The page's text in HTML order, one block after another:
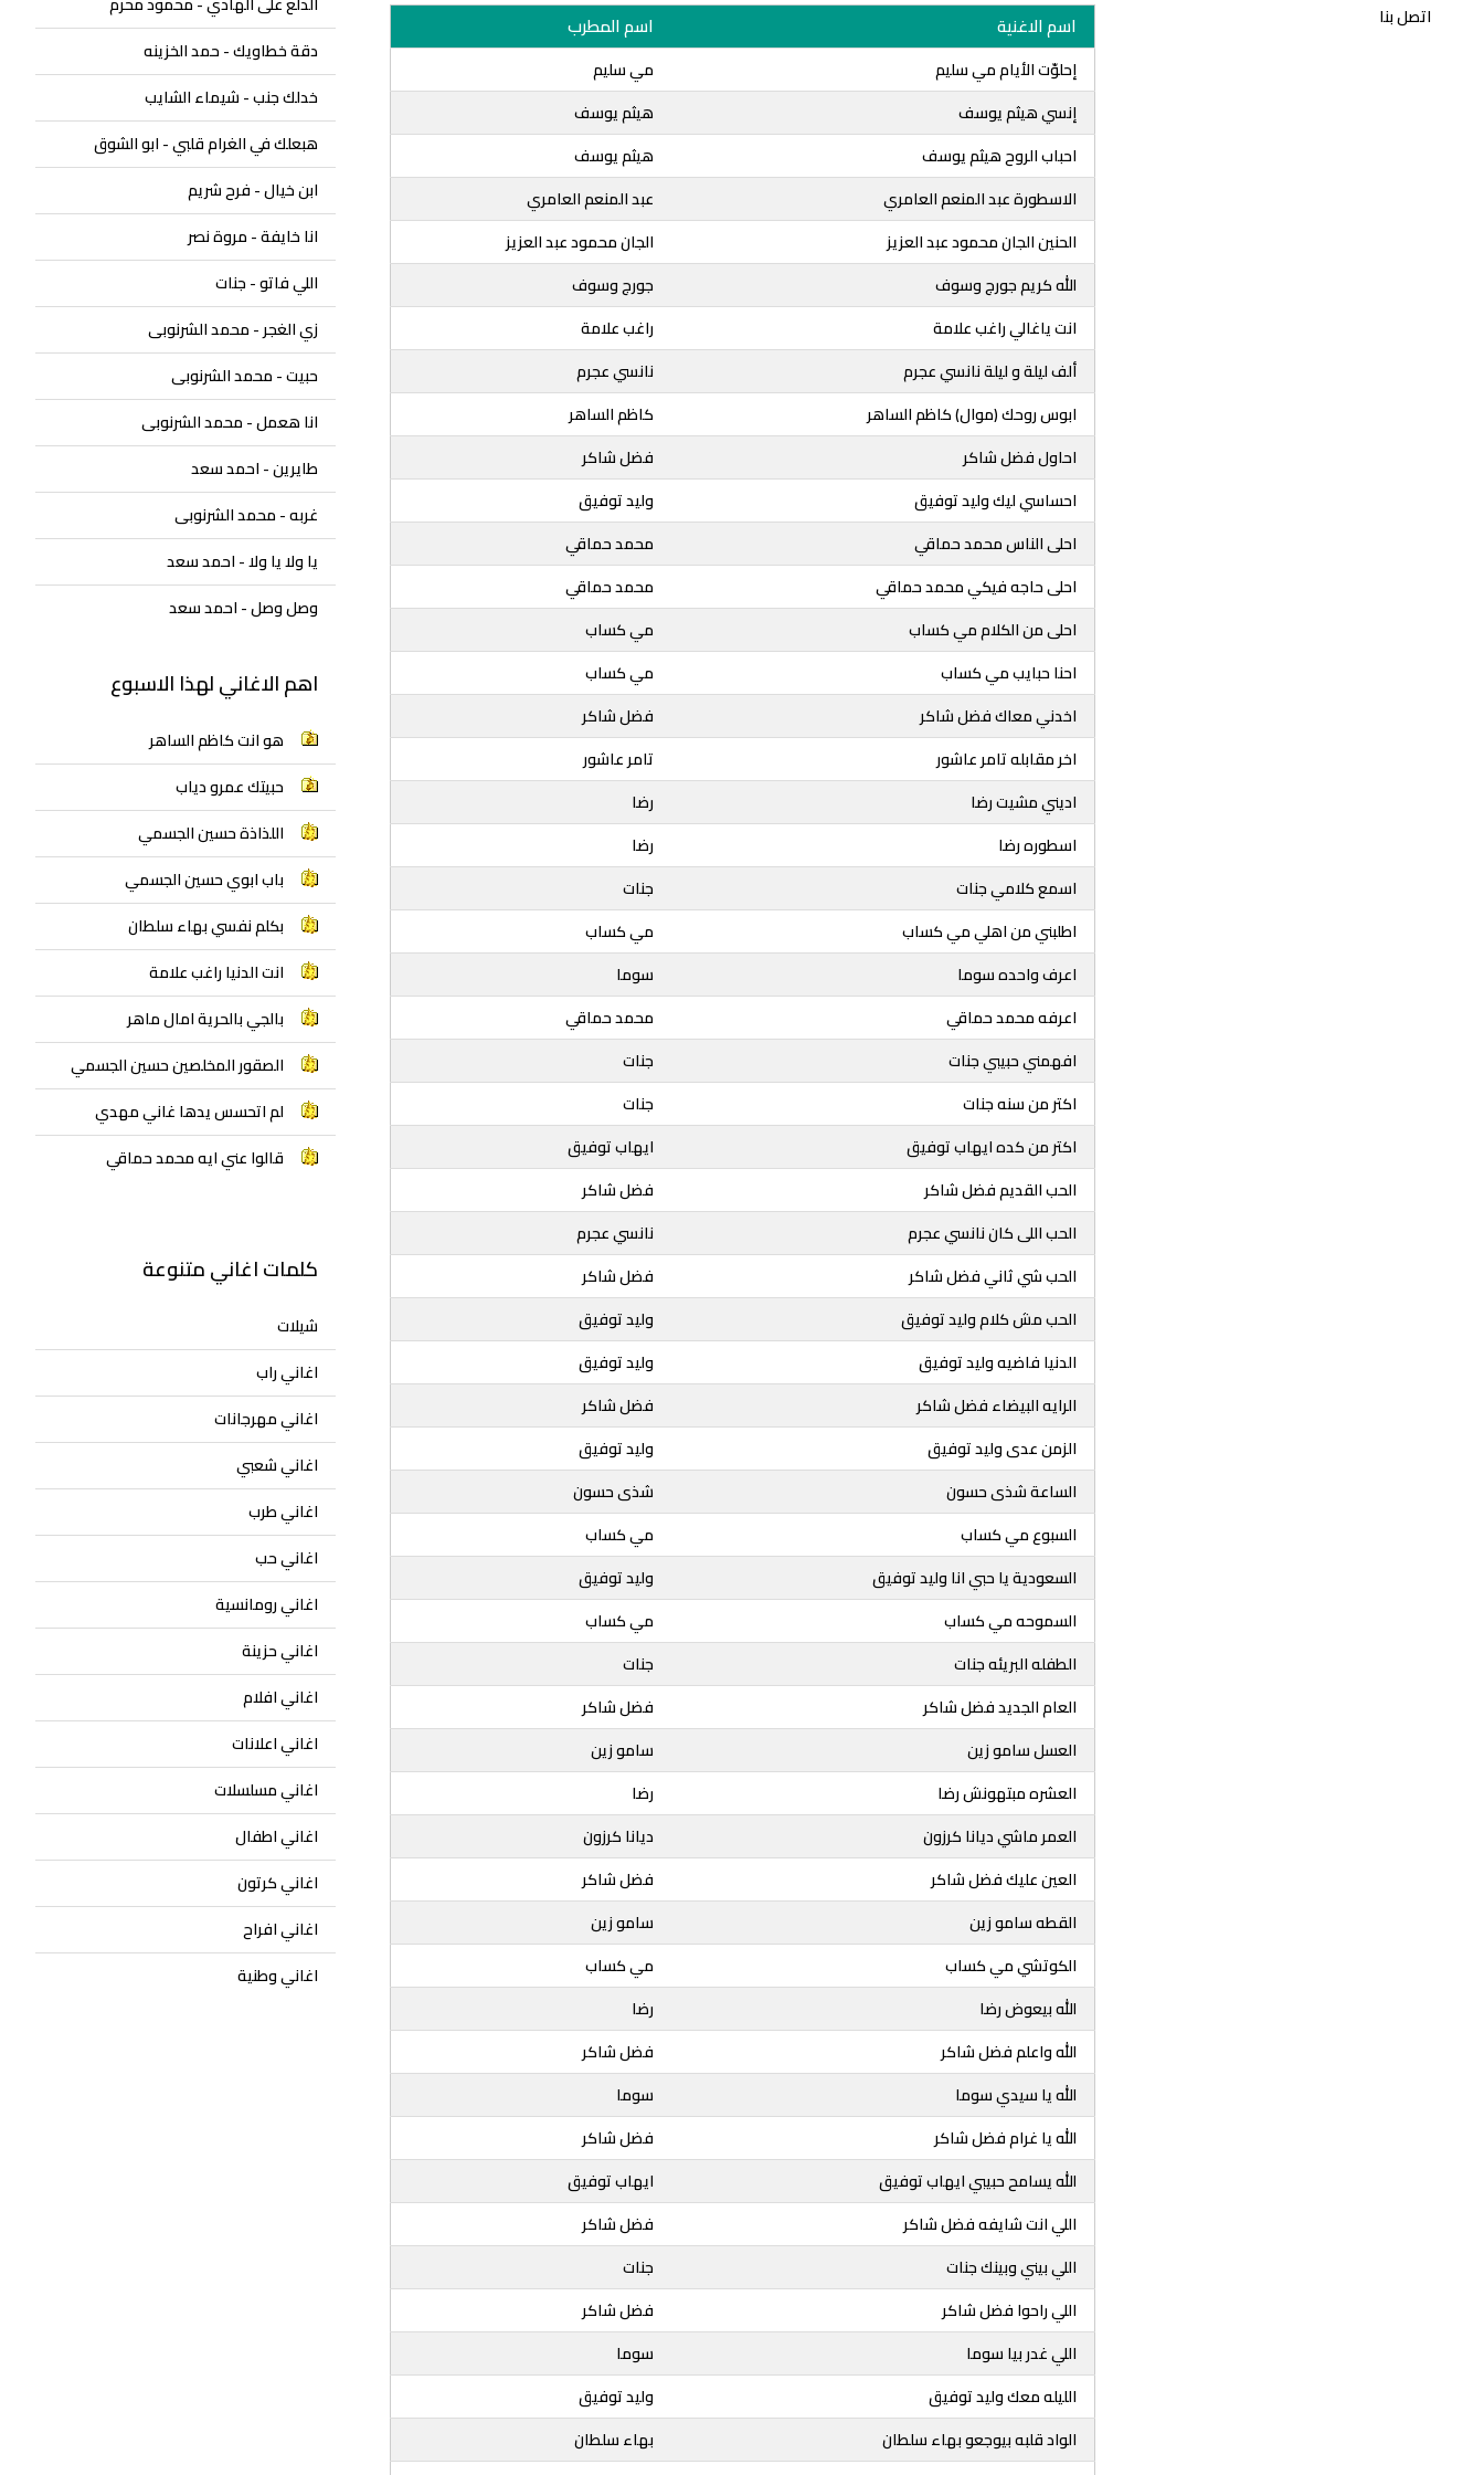
اتصل بنا اسم الاغنية اسم المطرب
إحلوّت الأيام مي سليم
مي سليم
إنسي هيثم يوسف
هيثم يوسف
احباب الروح هيثم يوسف
هيثم يوسف
الاسطورة عبد المنعم العامري
عبد المنعم العامري
الحنين الجان محمود عبد العزيز
الجان محمود عبد العزيز
الله كريم جورج وسوف
جورج وسوف
انت ياغالي راغب علامة
راغب علامة
ألف ليلة و ليلة نانسي عجرم
نانسي عجرم
ابوس روحك (موال) كاظم الساهر
كاظم الساهر
احاول فضل شاكر
فضل شاكر
احساسي ليك وليد توفيق
وليد توفيق
احلى الناس محمد حماقي
محمد حماقي
احلى حاجه فيكي محمد حماقي
محمد حماقي
احلى من الكلام مي كساب
مي كساب
احنا حبايب مي كساب
مي كساب
اخدني معاك فضل شاكر
فضل شاكر
اخر مقابله تامر عاشور
تامر عاشور
اديني مشيت رضا
رضا
اسطوره رضا
رضا
اسمع كلامي جنات
جنات
اطلبني من اهلي مي كساب
مي كساب
اعرف واحده سوما
سوما
اعرفه محمد حماقي
محمد حماقي
افهمني حبيبي جنات
جنات
اكتر من سنه جنات
جنات
اكتر من كده ايهاب توفيق
ايهاب توفيق
الحب القديم فضل شاكر
فضل شاكر
الحب اللى كان نانسي عجرم
نانسي عجرم
الحب شي ثاني فضل شاكر
فضل شاكر
الحب مش كلام وليد توفيق
وليد توفيق
الدنيا فاضيه وليد توفيق
وليد توفيق
الرايه البيضاء فضل شاكر
فضل شاكر
الزمن عدى وليد توفيق
وليد توفيق
الساعة شذى حسون
شذى حسون
السبوع مي كساب
مي كساب
السعودية يا حبي انا وليد توفيق
وليد توفيق
السموحه مي كساب
مي كساب
الطفله البريئه جنات
جنات
العام الجديد فضل شاكر
فضل شاكر
العسل سامو زين
سامو زين
العشره مبتهونش رضا
رضا
العمر ماشي ديانا كرزون
ديانا كرزون
العين عليك فضل شاكر
فضل شاكر
القطه سامو زين
سامو زين
الكوتشي مي كساب
مي كساب
الله بيعوض رضا
رضا
الله واعلم فضل شاكر
فضل شاكر
الله يا سيدي سوما
سوما
الله يا غرام فضل شاكر
فضل شاكر
الله يسامح حبيبي ايهاب توفيق
ايهاب توفيق
اللي انت شايفه فضل شاكر
فضل شاكر
اللي بيني وبينك جنات
جنات
اللي راحوا فضل شاكر
فضل شاكر
اللي غدر بيا سوما
سوما
الليله معك وليد توفيق
وليد توفيق
الواد قلبه بيوجعو بهاء سلطان
بهاء سلطان
دقة خطاويك - حمد الخزينه
خدلك جنب - شيماء الشايب
هبعلك في الغرام قلبي - ابو الشوق
ابن خيال - فرح شريم
انا خايفة - مروة نصر
اللي فاتو - جنات
زي الغجر - محمد الشرنوبى
حبيت - محمد الشرنوبى
انا هعمل - محمد الشرنوبى
طايرين - احمد سعد
غربه - محمد الشرنوبى
يا ولا يا ولا - احمد سعد
وصل وصل - احمد سعد
اهم الاغاني لهذا الاسبوع
هو انت كاظم الساهر
حبيتك عمرو دياب
اللذاذة حسين الجسمي
باب ابوي حسين الجسمي
بكلم نفسي بهاء سلطان
انت الدنيا راغب علامة
بالجي بالحرية امال ماهر
الصقور المخلصين حسين الجسمي
لم اتحسس يدها غاني مهدي
قالوا عني ايه محمد حماقي
كلمات اغاني متنوعة
شيلات
اغاني راب
اغاني مهرجانات
اغاني شعبي
اغاني طرب
اغاني حب
اغاني رومانسية
اغاني حزينة
اغاني افلام
اغاني اعلانات
اغاني مسلسلات
اغاني اطفال
اغاني كرتون
اغاني افراح
اغاني وطنية